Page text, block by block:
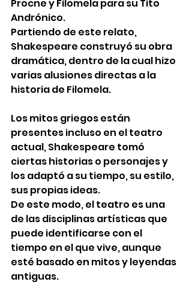
Procne y Filomela para su Tito
Andrónico.
Partiendo de este relato,
Shakespeare construyó su obra
dramática, dentro de la cual hizo
varias alusiones directas a la
historia de Filomela.
Los mitos griegos están
presentes incluso en el teatro
actual, Shakespeare tomó
ciertas historias o personajes y
los adaptó a su tiempo, su estilo,
sus propias ideas.
De este modo, el teatro es una
de las disciplinas artísticas que
puede identificarse con el
tiempo en el que vive, aunque
esté basado en mitos y leyendas
antiguas.